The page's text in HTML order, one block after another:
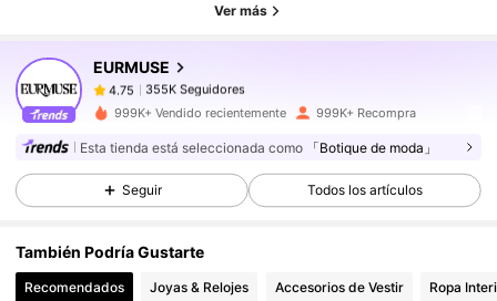
Ver más
EURMUSE
4.75 355K Seguidores
l***wpagóHace 1 día
4.75 355K Seguidores
4.75 355K Seguidores
999K+ Vendido recientemente 999K+ Recompra
Esta tienda está seleccionada como 「Botique de moda」
Seguir Todos los artículos
También Podría Gustarte
Recomendados Joyas & Relojes Accesorios de Vestir Ropa